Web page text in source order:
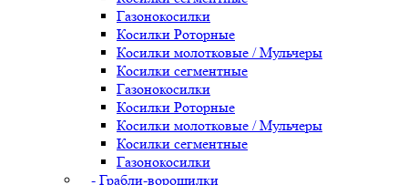
Газонокосилки
Косилки Роторные
Косилки молотковые / Мульчеры
Косилки сегментные
Газонокосилки
Косилки Роторные
Косилки молотковые / Мульчеры
Косилки сегментные
Газонокосилки
- Грабли-ворошилки